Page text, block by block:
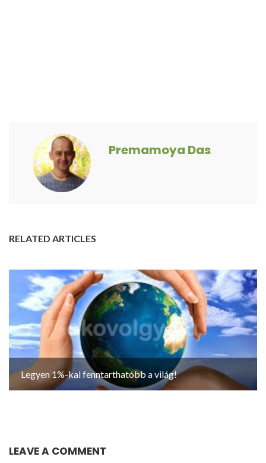
Premamoya Das
RELATED ARTICLES
Legyen 1%-kal fenntarthatóbb a világ!
LEAVE A COMMENT